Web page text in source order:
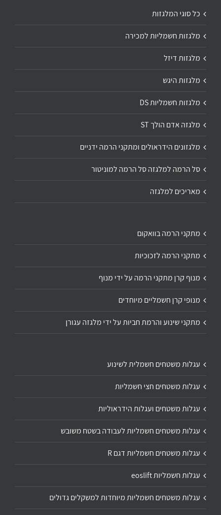
כל סוגי המלגזות
מלגזות חשמליות למכירה
מלגזות דיזל
מלגזות היגש
מלגזות חשמליות DS
מלגזה אדם הולך ST
מלגזונים הידראולים ומתקני הרמה ידניים
סל הרמה למלגזה סל הרמה למוניטור
מאריכים למלגזה
מתקני הרמה בוואקום
מתקני הרמה לזכוכיות
מנוף קרן מתקני הרמה על ידי מנוף
מנופי קרן חשמליים מיוחדים
מתקני שינוע והרמת חביות על ידי מלגזה עגורן
עגלות משטחים חשמלית לשינוע
עגלות משטחים חצי חשמליות
עגלות משטחים ועגלות הידראוליות
עגלות משטחים חשמליות לעבודה בשטח משובש
עגלות משטחים חשמליות דגם R
עגלות חשמליות eoslift
עגלות משטחים חשמליות מיוחדות למשקלים גדולים